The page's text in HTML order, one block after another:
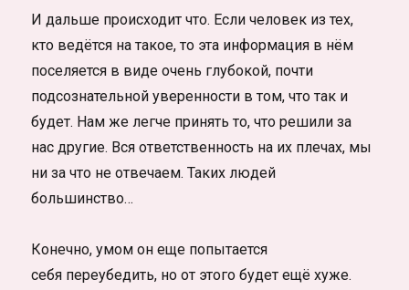
И дальше происходит что. Если человек из тех,
кто ведётся на такое, то эта информация в нём
поселяется в виде очень глубокой, почти
подсознательной уверенности в том, что так и
будет. Нам же легче принять то, что решили за
нас другие. Вся ответственность на их плечах, мы
ни за что не отвечаем. Таких людей
большинство…
Конечно, умом он еще попытается
себя переубедить, но от этого будет ещё хуже.